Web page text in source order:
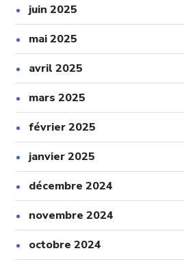
juin 2025
mai 2025
avril 2025
mars 2025
février 2025
janvier 2025
décembre 2024
novembre 2024
octobre 2024